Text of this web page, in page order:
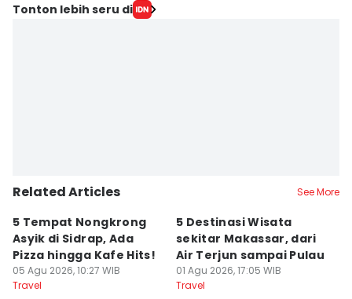
Tonton lebih seru di
Related Articles See More
5 Tempat Nongkrong
Asyik di Sidrap, Ada
Pizza hingga Kafe Hits!
05 Agu 2026, 10:27 WIB
Travel
5 Destinasi Wisata
sekitar Makassar, dari
Air Terjun sampai Pulau
01 Agu 2026, 17:05 WIB
Travel